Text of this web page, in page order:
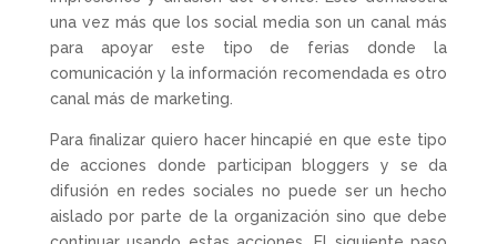
una vez más que los social media son un canal más
para apoyar este tipo de ferias donde la
comunicación y la información recomendada es otro
canal más de marketing.
Para finalizar quiero hacer hincapié en que este tipo
de acciones donde participan bloggers y se da
difusión en redes sociales no puede ser un hecho
aislado por parte de la organización sino que debe